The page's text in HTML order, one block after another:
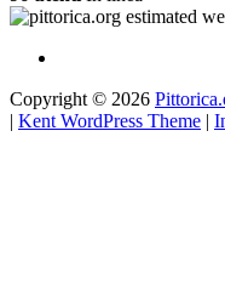
Copyright © 2026
| Kent WordPress Theme |